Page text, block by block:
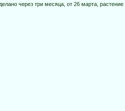
через три месяца, от 26 марта,